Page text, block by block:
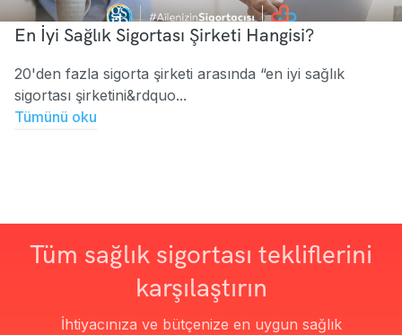
En İyi Sağlık Sigortası Şirketi Hangisi?
20'den fazla sigorta şirketi arasında “en iyi sağlık
sigortası şirketini&rdquo...
Tümünü oku
Tüm sağlık sigortası tekliflerini
karşılaştırın
İhtiyacınıza ve bütçenize en uygun sağlık